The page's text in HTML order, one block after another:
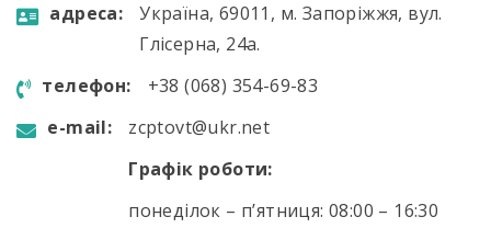
aдресa:
Україна, 69011, м. Запоріжжя, вул.
Глісерна, 24а.
телефон:
+38 (068) 354-69-83
e-mail:
zcptovt@ukr.net
Графік роботи:
понеділок – п’ятниця: 08:00 – 16:30